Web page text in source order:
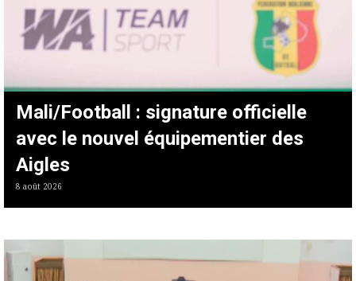
Mali/Football : signature officielle
avec le nouvel équipementier des
Aigles
8 août 2026